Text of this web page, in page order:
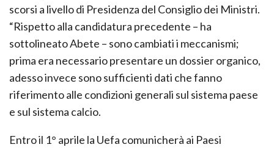
scorsi a livello di Presidenza del Consiglio dei Ministri.
“Rispetto alla candidatura precedente – ha
sottolineato Abete – sono cambiati i meccanismi;
prima era necessario presentare un dossier organico,
adesso invece sono sufficienti dati che fanno
riferimento alle condizioni generali sul sistema paese
e sul sistema calcio.
Entro il 1° aprile la Uefa comunicherà ai Paesi